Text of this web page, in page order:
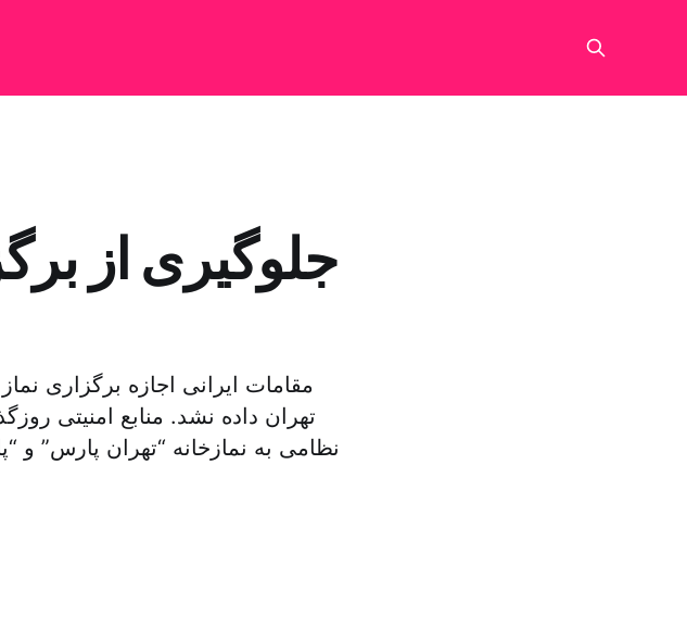
جلوگیری از
مقامات ایرانی اجازه برگزاری
تهران داده نشد. منابع امنیتی
نظامی به نمازخانه “تهران پارس” و